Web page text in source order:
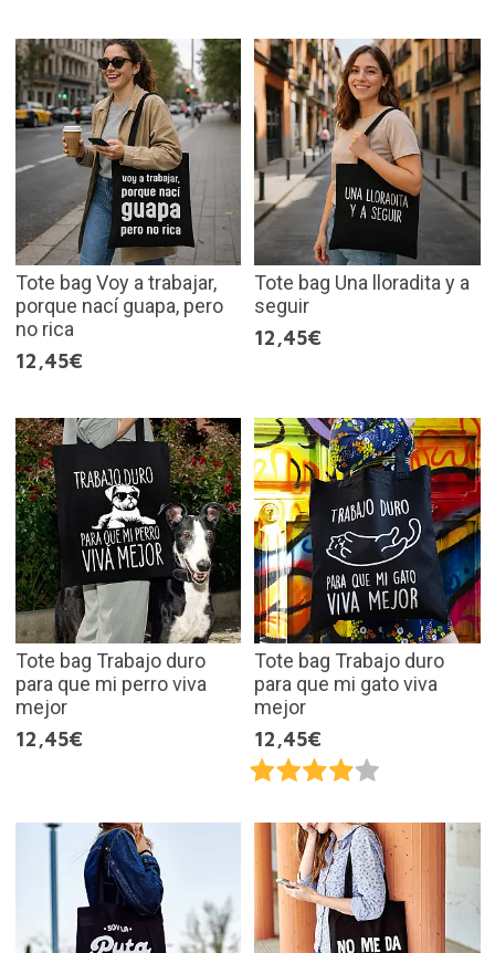
Tote bag Voy a trabajar,
porque nací guapa, pero
no rica
12,45€
Tote bag Una lloradita y a
seguir
12,45€
Tote bag Trabajo duro
para que mi perro viva
mejor
12,45€
Tote bag Trabajo duro
para que mi gato viva
mejor
12,45€